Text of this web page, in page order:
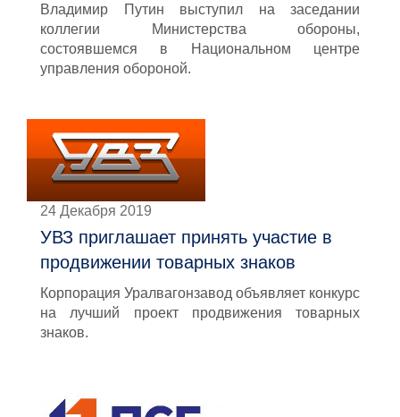
Владимир Путин выступил на заседании
коллегии Министерства обороны,
состоявшемся в Национальном центре
управления обороной.
24 Декабря 2019
УВЗ приглашает принять участие в
продвижении товарных знаков
Корпорация Уралвагонзавод объявляет конкурс
на лучший проект продвижения товарных
знаков.